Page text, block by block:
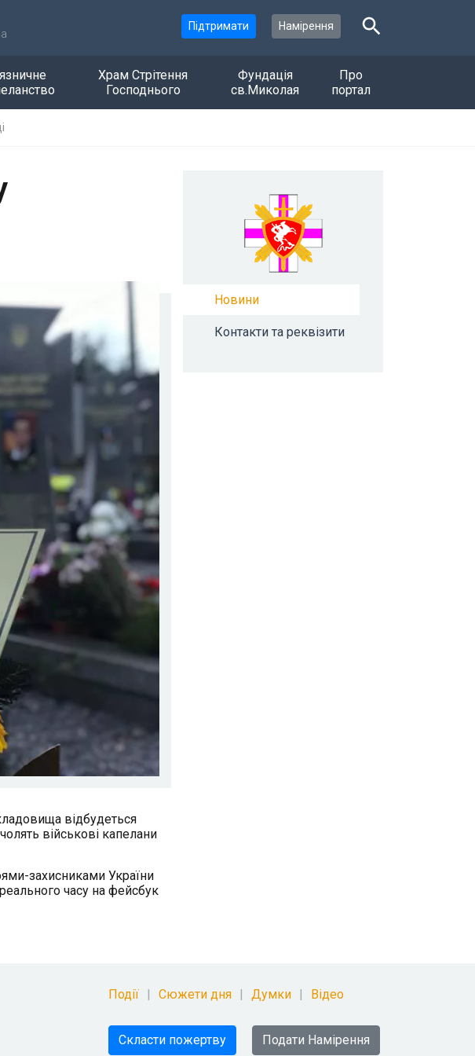
Підтримати Намірення
Храм Стрітення
Господнього
Фундація
св.Миколая
Про
портал
відбудеться
військові капелани
захисниками України
часу на фейсбук
Новини
Контакти та реквізити
Події Сюжети дня Думки Відео
Скласти пожертву Подати Намірення